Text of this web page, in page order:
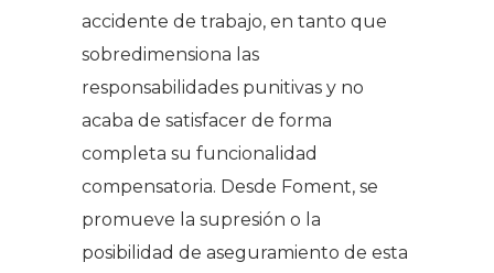
accidente de trabajo, en tanto que
sobredimensiona las
responsabilidades punitivas y no
acaba de satisfacer de forma
completa su funcionalidad
compensatoria. Desde Foment, se
promueve la supresión o la
posibilidad de aseguramiento de esta